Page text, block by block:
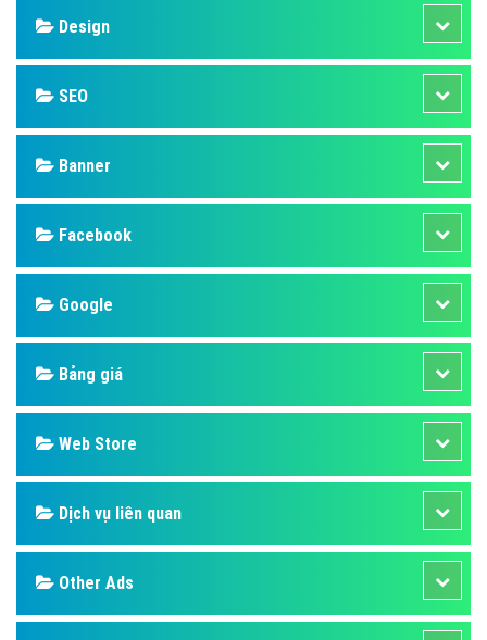
Design
SEO
Banner
Facebook
Google
Bảng giá
Web Store
Dịch vụ liên quan
Other Ads